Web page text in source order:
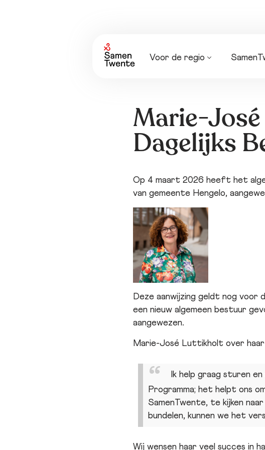
Voor de regio
Coalities
control-
Marie-
Dagelijks
Op 4 maart 2026 heeft het
van gemeente Hengelo,
Deze aanwijzing geldt nog voor
een nieuw algemeen bestuur
aangewezen.
Marie-José Luttikholt over haar
Ik help graag sturen
Programma; het helpt ons
SamenTwente, te kijken
bundelen, kunnen we het
Wij wensen haar veel succes in